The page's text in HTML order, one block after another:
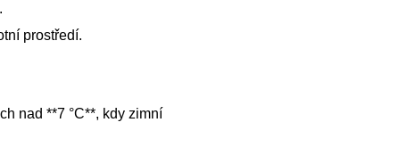
prostředí.
nad **7 °C**, kdy zimní